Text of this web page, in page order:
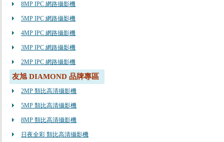
8MP IPC 網路攝影機
5MP IPC 網路攝影機
4MP IPC 網路攝影機
3MP IPC 網路攝影機
2MP IPC 網路攝影機
友旭 DIAMOND 品牌專區
2MP 類比高清攝影機
5MP 類比高清攝影機
8MP 類比高清攝影機
日夜全彩 類比高清攝影機